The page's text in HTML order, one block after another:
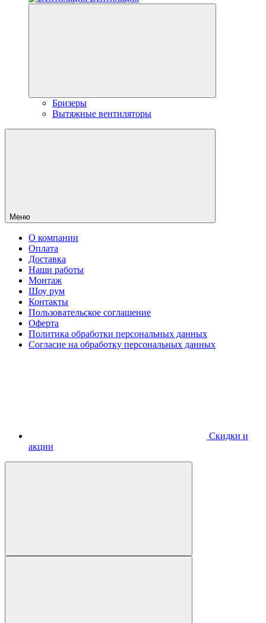
Бризеры
Вытяжные вентиляторы
Меню
О компании
Оплата
Доставка
Наши работы
Монтаж
Шоу рум
Контакты
Пользовательское соглашение
Оферта
Политика обработки персональных данных
Согласие на обработку персональных данных
Скидки и
акции